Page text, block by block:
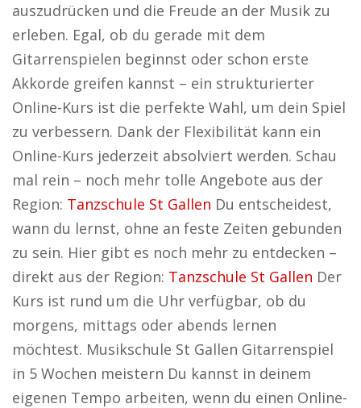
auszudrücken und die Freude an der Musik zu
erleben. Egal, ob du gerade mit dem
Gitarrenspielen beginnst oder schon erste
Akkorde greifen kannst – ein strukturierter
Online-Kurs ist die perfekte Wahl, um dein Spiel
zu verbessern. Dank der Flexibilität kann ein
Online-Kurs jederzeit absolviert werden. Schau
mal rein – noch mehr tolle Angebote aus der
Region: Tanzschule St Gallen Du entscheidest,
wann du lernst, ohne an feste Zeiten gebunden
zu sein. Hier gibt es noch mehr zu entdecken –
direkt aus der Region: Tanzschule St Gallen Der
Kurs ist rund um die Uhr verfügbar, ob du
morgens, mittags oder abends lernen
möchtest. Musikschule St Gallen Gitarrenspiel
in 5 Wochen meistern Du kannst in deinem
eigenen Tempo arbeiten, wenn du einen Online-